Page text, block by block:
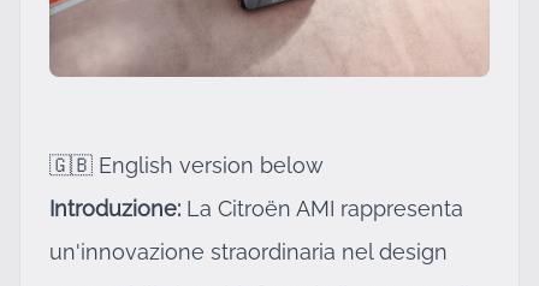
🇬🇧 English version below
Introduzione: La Citroën AMI rappresenta
un'innovazione straordinaria nel design